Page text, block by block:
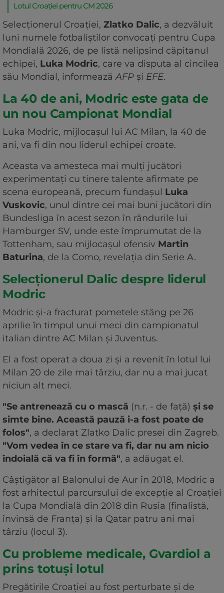
Lotul Croaţiei pentru CM 2026
Selecţionerul Croaţiei, Zlatko Dalic, a dezvăluit
luni numele fotbaliştilor convocaţi pentru Cupa
Mondială 2026, de pe listă nelipsind căpitanul
echipei, Luka Modric, care va disputa al cincilea
său Mondial, informeazăAFP şi EFE.
La 40 de ani, Modric este gata de
un nou Campionat Mondial
Luka Modric, mijlocaşul lui AC Milan, la 40 de
ani, va fi din nou liderul echipei croate.
Aceasta va amesteca mai mulţi jucători
experimentaţi cu tinere talente afirmate pe
scena europeană, precum fundaşul Luka
Vuskovic, unul dintre cei mai buni jucători din
Bundesliga în acest sezon în rândurile lui
Hamburger SV, unde este împrumutat de la
Tottenham, sau mijlocaşul ofensiv Martin
Baturina, de la Como, revelaţia din Serie A.
Selecționerul Dalic despre liderul
Modric
Modric şi-a fracturat pometele stâng pe 26
aprilie în timpul unui meci din campionatul
italian dintre AC Milan şi Juventus.
El a fost operat a doua zi şi a revenit în lotul lui
Milan 20 de zile mai târziu, dar nu a mai jucat
niciun alt meci.
"Se antrenează cu o mască (n.r. - de faţă) şi se
simte bine. Această pauză i-a fost poate de
folos", a declarat Zlatko Dalic presei din Zagreb.
"Vom vedea în ce stare va fi, dar nu am nicio
îndoială că va fi în formă", a adăugat el.
Câştigător al Balonului de Aur în 2018, Modric a
fost arhitectul parcursului de excepţie al Croaţiei
la Cupa Mondială din 2018 din Rusia (finalistă,
învinsă de Franţa) şi la Qatar patru ani mai
târziu (locul 3).
Cu probleme medicale, Gvardiol a
prins totuși lotul
Pregătirile Croaţiei au fost perturbate şi de